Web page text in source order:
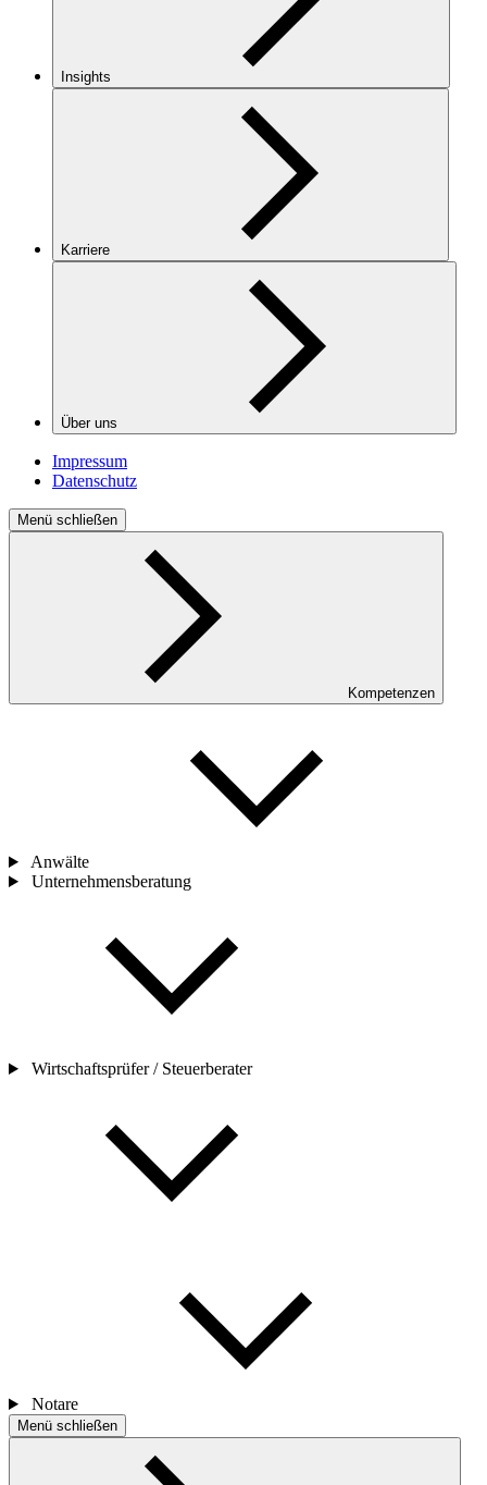
Insights
Karriere
Über uns
Impressum
Datenschutz
Menü schließen
Kompetenzen
Anwälte
Unternehmensberatung
Wirtschaftsprüfer / Steuerberater
Notare
Menü schließen